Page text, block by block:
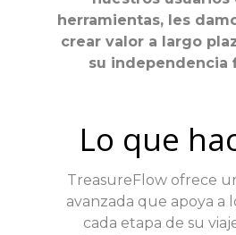
herramientas, les
crear valor a largo
su independencia
Lo que
TreasureFlow ofrece
avanzada que apoya a
cada etapa de su